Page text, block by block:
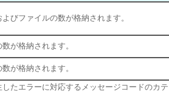
びファイルの数が格納されます。
が格納されます。
が格納されます。
たエラーに対応するメッセージコードのカ